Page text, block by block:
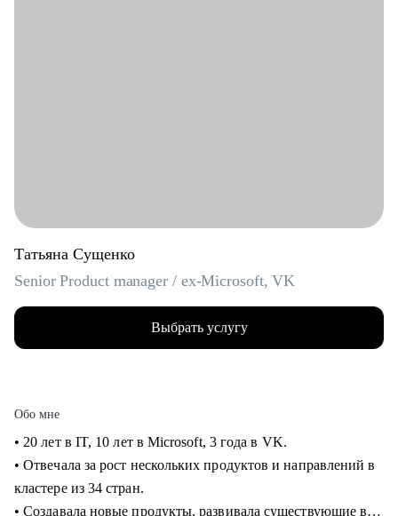
Татьяна Сущенко
Senior Product manager / ex-Microsoft, VK
Выбрать услугу
Обо мне
• 20 лет в IT, 10 лет в Microsoft, 3 года в VK.
• Отвечала за рост нескольких продуктов и направлений в
кластере из 34 стран.
• Создавала новые продукты, развивала существующие в